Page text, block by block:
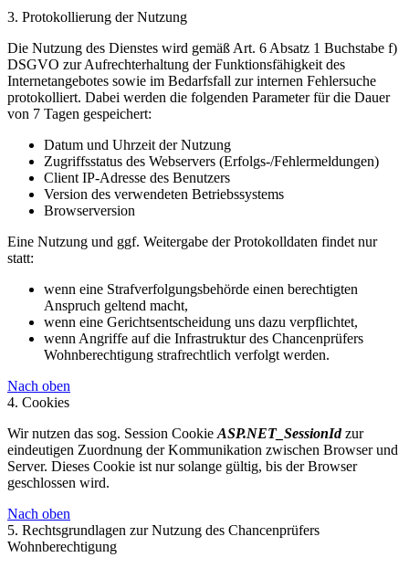
3. Protokollierung der Nutzung
Die Nutzung des Dienstes wird gemäß Art. 6 Absatz 1 Buchstabe f)
DSGVO zur Aufrechterhaltung der Funktionsfähigkeit des
Internetangebotes sowie im Bedarfsfall zur internen Fehlersuche
protokolliert. Dabei werden die folgenden Parameter für die Dauer
von 7 Tagen gespeichert:
Datum und Uhrzeit der Nutzung
Zugriffsstatus des Webservers (Erfolgs-/Fehlermeldungen)
Client IP-Adresse des Benutzers
Version des verwendeten Betriebssystems
Browserversion
Eine Nutzung und ggf. Weitergabe der Protokolldaten findet nur
statt:
wenn eine Strafverfolgungsbehörde einen berechtigten
Anspruch geltend macht,
wenn eine Gerichtsentscheidung uns dazu verpflichtet,
wenn Angriffe auf die Infrastruktur des Chancenprüfers
Wohnberechtigung strafrechtlich verfolgt werden.
Nach oben
4. Cookies
Wir nutzen das sog. Session Cookie ASP.NET_SessionIdzur
eindeutigen Zuordnung der Kommunikation zwischen Browser und
Server. Dieses Cookie ist nur solange gültig, bis der Browser
geschlossen wird.
Nach oben
5. Rechtsgrundlagen zur Nutzung des Chancenprüfers
Wohnberechtigung